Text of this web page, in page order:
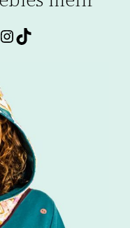
Instagram
TikTok